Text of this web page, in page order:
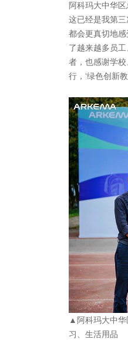
阿科玛大中华
这已经是我第
都会更真切地
了越来越多员
者，也感谢学
行，‘绿色创新
▲阿科玛大中华
习、生活用品